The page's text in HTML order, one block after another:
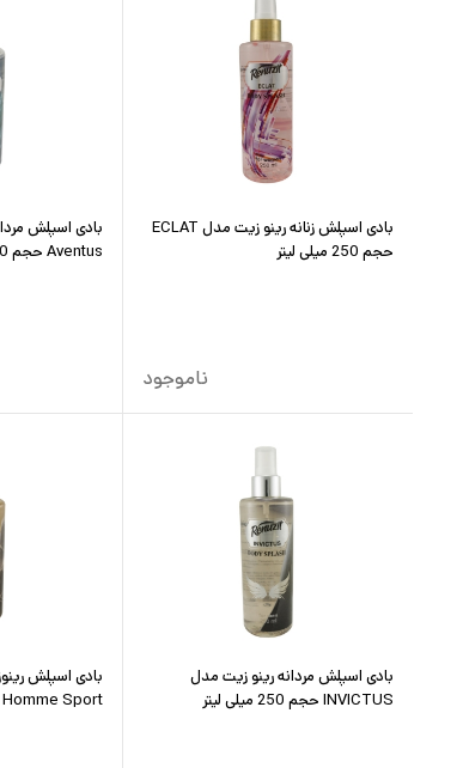
بادی اسپلش زنانه رینو زیت مدل ECLAT
حجم 250 میلی لیتر
ناموجود
بادی اسپلش
Aventus حجم 250 میلی لیتر
بادی اسپلش مردانه رینو زیت مدل
INVICTUS حجم 250 میلی لیتر
Homme Sport حجم 250 میلی لیتر